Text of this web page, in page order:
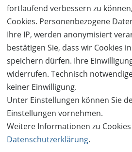
fortlaufend verbessern zu
Cookies. Personenbezogene
Ihre IP, werden anonymisiert
bestätigen Sie, dass wir Cookies
speichern dürfen. Ihre
widerrufen. Technisch
keiner Einwilligung.
Unter Einstellungen können Sie
Einstellungen vornehmen.
Weitere Informationen zu
Datenschutzerklärung.
Mit einer deutschlandweit
und Programmgestaltung folgt
aufrichtigen Selbstverpflichtung
zu mehr Sichtbarkeit und
zeitgenössischen Zirkus als
bei.
Die Chamäleon Bühne in den
Ausgangs- und Ankerpunkt
Herzschlag der täglichen Arbeit.
Bühnenprogramms werden